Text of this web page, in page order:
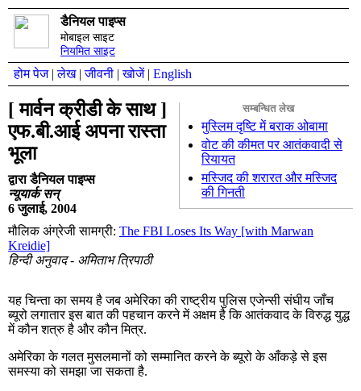
डैनियल पाइप्स
मोबाइल साइट
नियमित साइट
होम पेज|लेख|जीवनी |खोजें| English
सम्बन्धित लेख
मुस्लिम दृष्टि में बराक ओबामा
वोट की कीमत पर आतंकवादी से
रियायत
मस्जिद की शरारत और मस्जिद
की गिनती
[ मार्वन क्रीडी के साथ ]
एफ.बी.आई अपना रास्ता
भूला
द्वारा डैनियल पाइप्स
न्यूयार्क सन्
6 जुलाई, 2004
मौलिक अंग्रेजी सामग्री: The FBI Loses Its Way [with Marwan
Kreidie]
हिन्दी अनुवाद - अमिताभ त्रिपाठी
यह चिन्ता का समय है जब अमेरिका की राष्ट्रीय पुलिस एजेन्सी संघीय जाँच
ब्यूरो लगातार इस बात की पहचान करने में अक्षम है कि आतंकवाद के विरुद्ध युद्ध
में कौन शत्रु है और कौन मित्र.
अमेरिका के गलत मुसलमानों को सम्मानित करने के ब्यूरो के आँकड़े से इस
समस्या को समझा जा सकता है.